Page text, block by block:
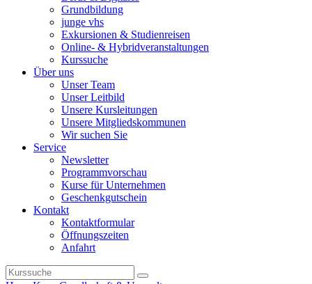
Grundbildung
junge vhs
Exkursionen & Studienreisen
Online- & Hybridveranstaltungen
Kurssuche
Über uns
Unser Team
Unser Leitbild
Unsere Kursleitungen
Unsere Mitgliedskommunen
Wir suchen Sie
Service
Newsletter
Programmvorschau
Kurse für Unternehmen
Geschenkgutschein
Kontakt
Kontaktformular
Öffnungszeiten
Anfahrt